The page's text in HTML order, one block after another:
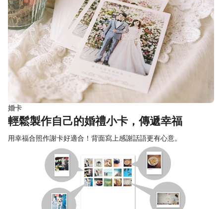
婚卡
輕鬆製作自己的婚禮小卡，傳遞幸福
用幸福合照作謝卡好適合！背面寫上感謝話語更有心意。